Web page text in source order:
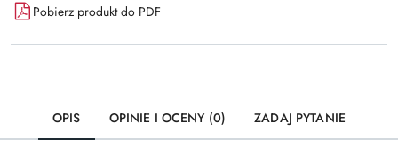
Pobierz produkt do PDF
OPIS OPINIE I OCENY (0) ZADAJ PYTANIE